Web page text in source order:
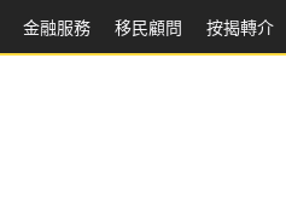
金融服務 移民顧問 按揭轉介